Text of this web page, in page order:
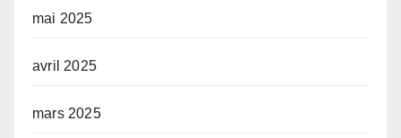
mai 2025
avril 2025
mars 2025